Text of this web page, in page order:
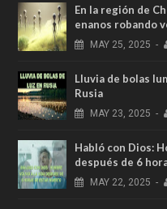
En la región de
enanos robando
MAY 25, 2025 -
Lluvia de bolas
Rusia
MAY 23, 2025 -
Habló con Dios:
después de 6
MAY 22, 2025 -